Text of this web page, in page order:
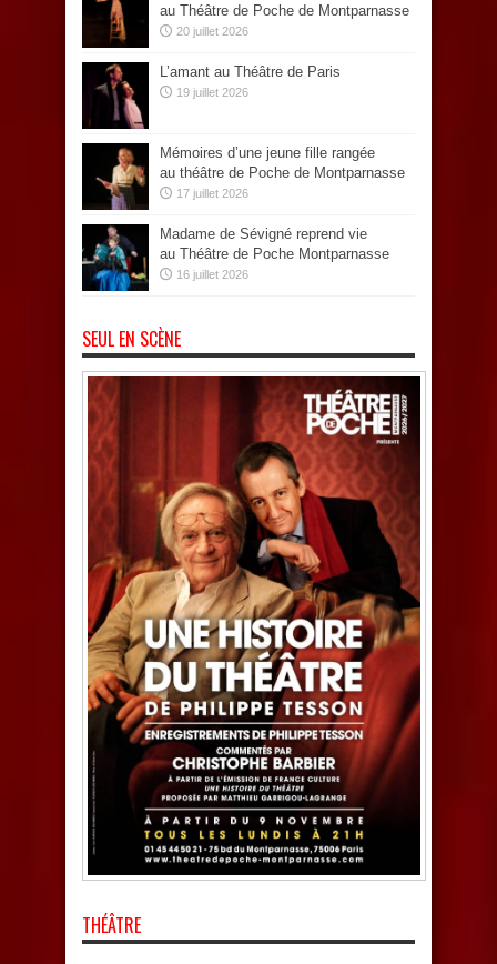
au Théâtre de Poche de Montparnasse
20 juillet 2026
L’amant au Théâtre de Paris
19 juillet 2026
Mémoires d’une jeune fille rangée
au théâtre de Poche de Montparnasse
17 juillet 2026
Madame de Sévigné reprend vie
au Théâtre de Poche Montparnasse
16 juillet 2026
SEUL EN SCÈNE
THÉÂTRE